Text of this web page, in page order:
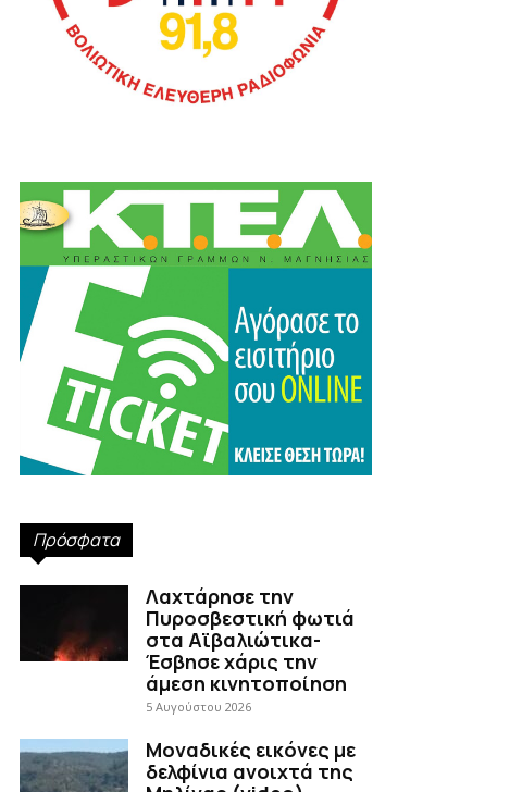
Πρόσφατα
Λαχτάρησε την
Πυροσβεστική φωτιά
στα Αϊβαλιώτικα-
Έσβησε χάρις την
άμεση κινητοποίηση
5 Αυγούστου 2026
Μοναδικές εικόνες με
δελφίνια ανοιχτά της